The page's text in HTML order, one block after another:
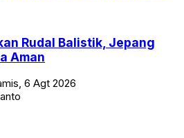
Rudal Balistik, Jepang
Aman
6 Agt 2026